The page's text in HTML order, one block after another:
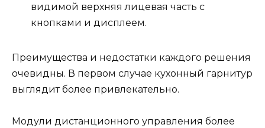
видимой верхняя лицевая часть с
кнопками и дисплеем.
Преимущества и недостатки каждого решения
очевидны. В первом случае кухонный гарнитур
выглядит более привлекательно.
Модули дистанционного управления более